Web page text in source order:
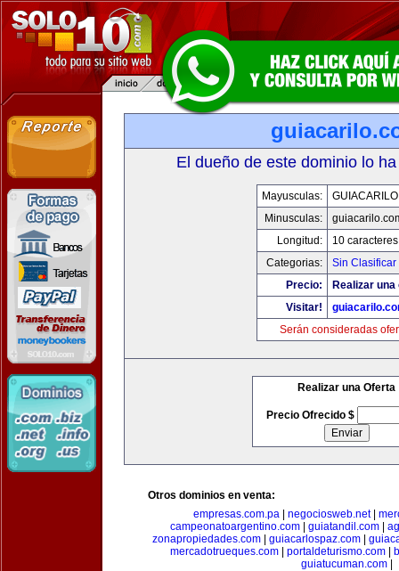
El dueño de este dominio lo
Mayusculas:
Minusculas:
Longitud:
10 caracteres
Categorias:
Sin Clasificar
Precio:
Realizar
Visitar!
Serán consideradas
Realizar una Oferta
Precio Ofrecido $
Otros dominios en venta:
empresas.com.pa| negociosweb.net|
campeonatoargentino.com| guiatandil.com|
zonapropiedades.com
guiacarlospaz.com
mercadotrueques.com| portaldeturismo.com|
guiatucuman.com|